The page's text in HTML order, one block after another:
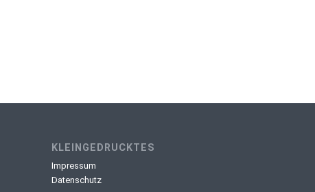
KLEINGEDRUCKTES
Impressum
Datenschutz